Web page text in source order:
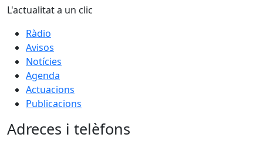
L'actualitat a un clic
Ràdio
Avisos
Notícies
Agenda
Actuacions
Publicacions
Adreces i telèfons